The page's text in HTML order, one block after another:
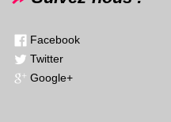
Facebook
Twitter
Google+